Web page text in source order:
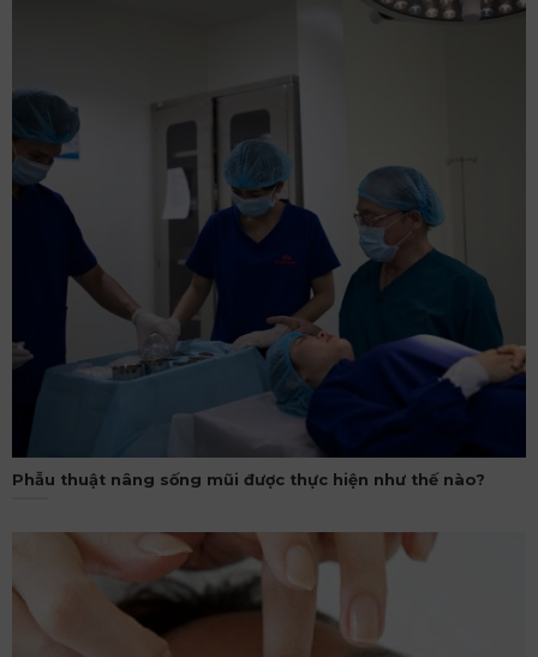
Phẫu thuật nâng sống mũi được thực hiện như thế nào?